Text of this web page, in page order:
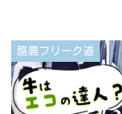
酪農フリーク道